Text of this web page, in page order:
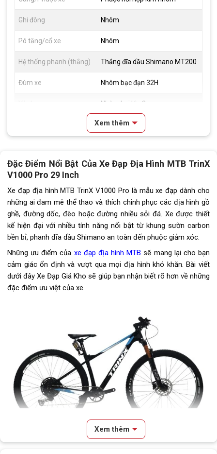
Ghi đông Nhôm
Pô tăng/cổ xe Nhôm
Hệ thống phanh (thắng) Thắng đĩa dầu Shimano MT200
Đùm xe Nhôm bạc đạn 32H
Nhôm hai lớp 2cm
MAXXIS 29x2.20
Tăng tốc sau (Gạt líp) Shimano SLX 7100
Đùi đĩa Nhôm trục rỗng 34T
Dĩa
Líp Líp Thả Sugek 12s cối nổ
Sên (xích) KMC
Kích thước 29 Inch
Trọng lượng xe
Nhôm Magix
Chiều cao phù hợp 1M55
Lưu ý
Thông số kỹ thuật có thể sẽ
được thay đổi từ nhà sản xuất
nhằm nâng cao chất lượng sản
Xem thêm
Đặc Điểm Nổi Bật Của Xe Đạp Địa Hình MTB TrinX
V1000 Pro 29 Inch
Xe đạp địa hình MTB TrinX V1000 Pro là mẫu xe đạp dành cho
những ai đam mê thể thao và thích chinh phục các địa hình gồ
ghề, đường dốc, đèo hoặc đường nhiều sỏi đá. Xe được thiết
kế hiện đại với nhiều tính năng nổi bật từ khung sườn carbon
bền bỉ, phanh đĩa dầu Shimano an toàn đến phuộc giảm xóc.
Những ưu điểm của xe đạp địa hình MTB sẽ mang lại cho bạn
cảm giác ổn định và vượt qua mọi địa hình khó khăn. Bài viết
dưới đây Xe Đạp Giá Kho sẽ giúp bạn nhận biết rõ hơn về những
đặc điểm ưu việt của xe.
Xe đạp địa hình MTB TrinX V1000 Pro thiết kế hiện đại
Xem thêm